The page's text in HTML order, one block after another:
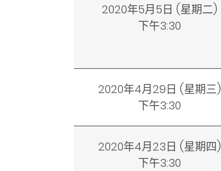
2020年5月5日 (星期二)
下午3:30
2020年4月29日 (星期三)
下午3:30
2020年4月23日 (星期四)
下午3:30